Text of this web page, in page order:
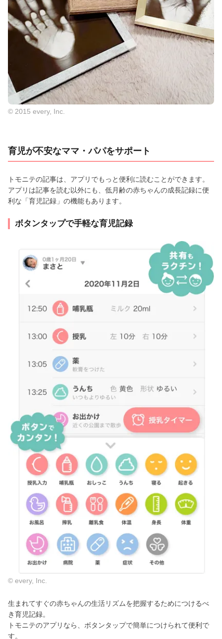
© 2015 every, Inc.
育児が不安なママ・パパをサポート
トモニテの記事は、アプリでもっと便利に読むことができます。
アプリは記事を読む以外にも、低月齢の赤ちゃんの成長記録に便
利な「育児記録」の機能もあります。
ボタンタップで手軽な育児記録
© every, Inc.
生まれてすぐの赤ちゃんの生活リズムを把握するためにつけるべ
き育児記録。
トモニテのアプリなら、ボタンタップで簡単につけられて便利で
す。